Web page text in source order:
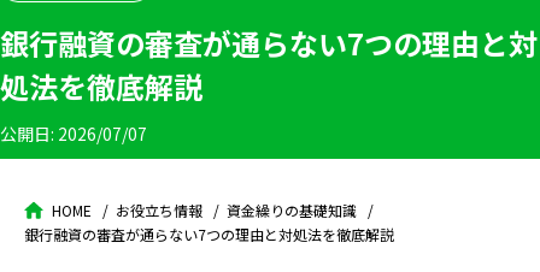
銀行融資の審査が通らない7つの理由と対
処法を徹底解説
公開日: 2026/07/07
HOME お役立ち情報
資金繰りの基礎知識
銀行融資の審査が通らない7つの理由と対処法を徹底解説